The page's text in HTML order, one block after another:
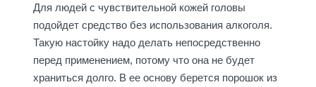
Для людей с чувствительной кожей головы
подойдет средство без использования алкоголя.
Такую настойку надо делать непосредственно
перед применением, потому что она не будет
храниться долго. В ее основу берется порошок из